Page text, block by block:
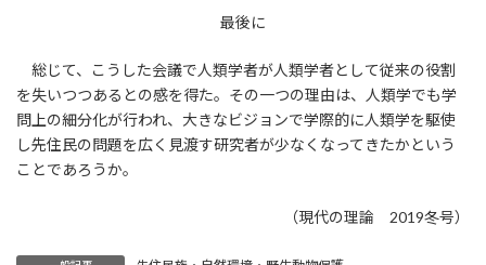
最後に
総じて、こうした会議で人類学者が人類学者として従来の役割
を失いつつあるとの感を得た。その一つの理由は、人類学でも学
問上の細分化が行われ、大きなビジョンで学際的に人類学を駆使
し先住民の問題を広く見渡す研究者が少なくなってきたかという
ことであろうか。
（現代の理論 2019冬号）